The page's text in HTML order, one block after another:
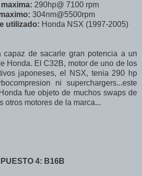
290hp@ 7100 rpm
304nm@5500rpm
utilizado: Honda NSX (1997-2005)
capaz de sacarle gran potencia a un
Honda. El C32B, motor de uno de los
japoneses, el NSX, tenia 290 hp
ni superchargers...este
fue objeto de muchos swaps de
otros motores de la marca...
PUESTO 4: B16B